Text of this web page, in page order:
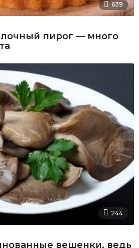
639
пирог — много
244
вешенки, ведь